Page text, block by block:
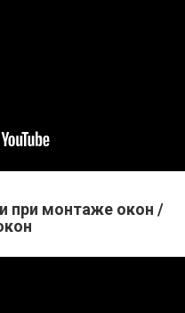
при монтаже окон /